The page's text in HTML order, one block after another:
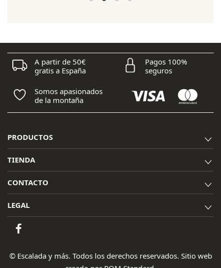
A partir de 50€
gratis a España
Pagos 100%
seguros
Somos apasionados
de la montaña
PRODUCTOS
TIENDA
CONTACTO
LEGAL
© Escalada y más. Todos los derechos reservados. Sitio web